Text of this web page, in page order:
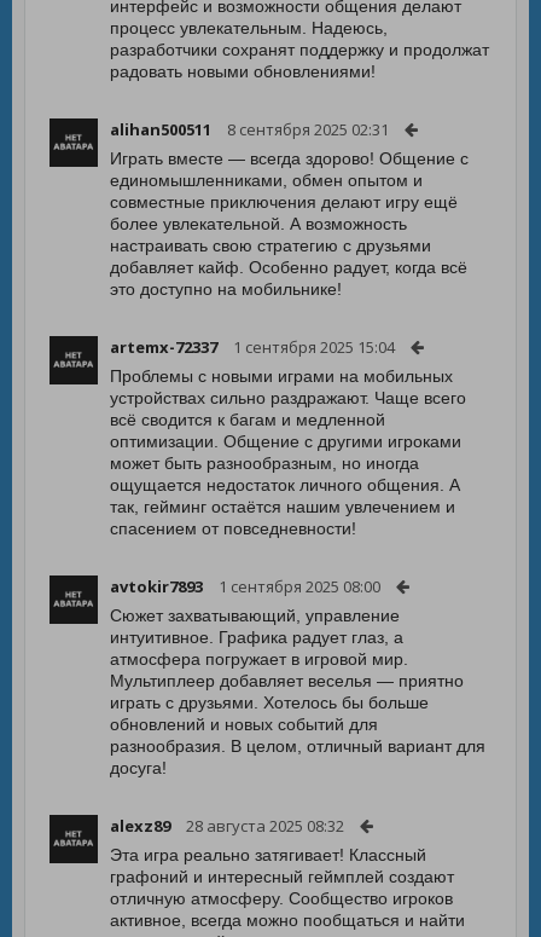
интерфейс и возможности общения делают
процесс увлекательным. Надеюсь,
разработчики сохранят поддержку и продолжат
радовать новыми обновлениями!
alihan500511 8 сентября 2025 02:31
Играть вместе — всегда здорово! Общение с
единомышленниками, обмен опытом и
совместные приключения делают игру ещё
более увлекательной. А возможность
настраивать свою стратегию с друзьями
добавляет кайф. Особенно радует, когда всё
это доступно на мобильнике!
artemx-72337 1 сентября 2025 15:04
Проблемы с новыми играми на мобильных
устройствах сильно раздражают. Чаще всего
всё сводится к багам и медленной
оптимизации. Общение с другими игроками
может быть разнообразным, но иногда
ощущается недостаток личного общения. А
так, гейминг остаётся нашим увлечением и
спасением от повседневности!
avtokir7893 1 сентября 2025 08:00
Сюжет захватывающий, управление
интуитивное. Графика радует глаз, а
атмосфера погружает в игровой мир.
Мультиплеер добавляет веселья — приятно
играть с друзьями. Хотелось бы больше
обновлений и новых событий для
разнообразия. В целом, отличный вариант для
досуга!
alexz89 28 августа 2025 08:32
Эта игра реально затягивает! Классный
графоний и интересный геймплей создают
отличную атмосферу. Сообщество игроков
активное, всегда можно пообщаться и найти